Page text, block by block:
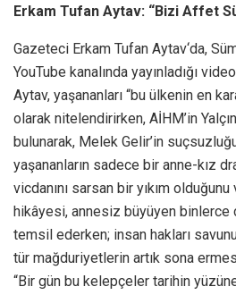
Erkam Tufan Aytav: “Bizi Affet
Gazeteci Erkam Tufan Aytav‘da,
YouTube kanalında yayınladığı
Aytav, yaşananları “bu ülkenin en
olarak nitelendirirken, AİHM’in
bulunarak, Melek Gelir’in
yaşananların sadece bir anne-kız
vicdanını sarsan bir yıkım olduğunu
hikâyesi, annesiz büyüyen binlerce
temsil ederken; insan hakları
tür mağduriyetlerin artık sona
“Bir gün bu kelepçeler tarihin